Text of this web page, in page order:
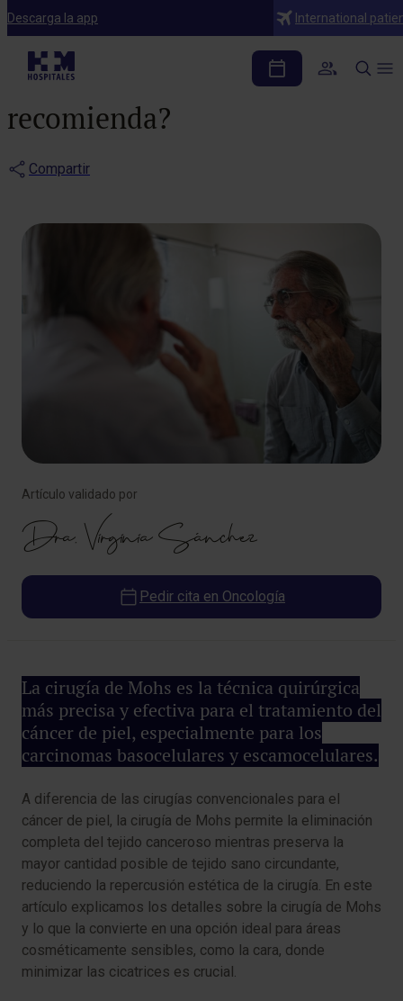
Descarga la app International
Blog
Cirugía de Mohs: ¿qué
es, cómo funciona y cuándo se
recomienda?
Compartir
La cirugía de Mohs es la técnica quirúrgica
más precisa y efectiva para el tratamiento del
cáncer de piel, especialmente para los
carcinomas basocelulares y escamocelulares.
A diferencia de las cirugías convencionales para el
cáncer de piel, la cirugía de Mohs permite la eliminación
completa del tejido canceroso mientras preserva la
mayor cantidad posible de tejido sano circundante,
reduciendo la repercusión estética de la cirugía. En este
artículo explicamos los detalles sobre la cirugía de Mohs
y lo que la convierte en una opción ideal para áreas
cosméticamente sensibles, como la cara, donde
minimizar las cicatrices es crucial.
Artículo validado por
Dra. Virginia Sánchez
Pedir cita en Oncología